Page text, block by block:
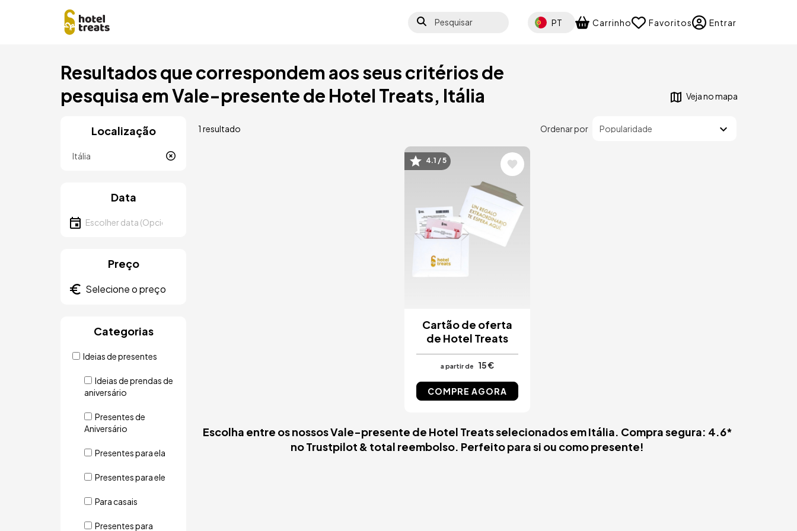
Pesquisar Select your language
PT Carrinho Favoritos Entrar
Resultados que correspondem aos seus critérios de
pesquisa em Vale-presente de Hotel Treats, Itália
Veja no mapa
Localização
Data
Escolher data
Preço
Categorias
Ideias de presentes
Ideias de prendas de
aniversário
Presentes de
Aniversário
Presentes para ela
Presentes para ele
Para casais
Presentes para
Ordenar por
1 resultado
Imagem
4.1 / 5
Cartão de oferta
de Hotel Treats
a partir de 15 €
COMPRE AGORA
Escolha entre os nossos Vale-presente de Hotel Treats selecionados em Itália. Compra segura: 4.6*
no Trustpilot & total reembolso. Perfeito para si ou como presente!